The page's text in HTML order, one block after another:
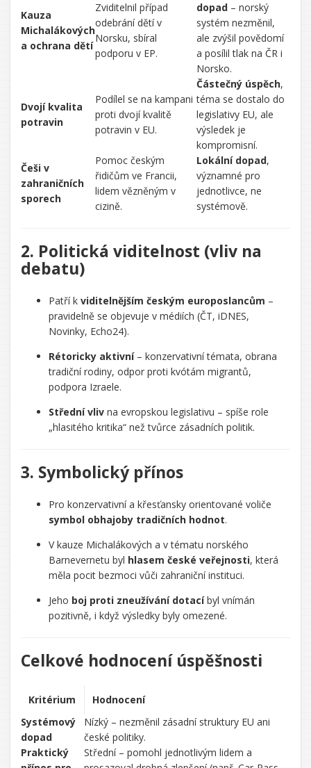
Kauza
Michalákových
a ochrana dětí
Zviditelnil případ
odebrání dětí v
Norsku, sbíral
podporu v EP.
dopad – norský
systém nezměnil,
ale zvýšil povědomí
a posílil tlak na ČR i
Norsko.
Dvojí kvalita
potravin
Podílel se na kampani
proti dvojí kvalitě
potravin v EU.
Částečný úspěch,
téma se dostalo do
legislativy EU, ale
výsledek je
kompromisní.
Češi v
zahraničních
sporech
Pomoc českým
řidičům ve Francii,
lidem vězněným v
cizině.
Lokální dopad,
významné pro
jednotlivce, ne
systémově.
2. Politická viditelnost (vliv na
debatu)
Patří k viditelnějším českým europoslancům –
pravidelně se objevuje v médiích (ČT, iDNES,
Novinky, Echo24).
Rétoricky aktivní– konzervativní témata, obrana
tradiční rodiny, odpor proti kvótám migrantů,
podpora Izraele.
Střední vliv na evropskou legislativu – spíše role
„hlasitého kritika“ než tvůrce zásadních politik.
3. Symbolický přínos
Pro konzervativní a křesťansky orientované voliče
symbol obhajoby tradičních hodnot.
V kauze Michalákových a v tématu norského
Barnevernetu byl hlasem české veřejnosti, která
měla pocit bezmoci vůči zahraniční instituci.
Jeho boj proti zneužívání dotacíbyl vnímán
pozitivně, i když výsledky byly omezené.
Celkové hodnocení úspěšnosti
Kritérium
Hodnocení
Systémový
dopad
Nízký – nezměnil zásadní struktury EU ani
české politiky.
Praktický
Střední – pomohl jednotlivým lidem a